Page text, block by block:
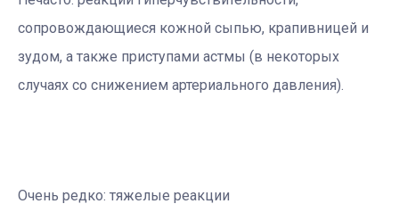
сопровождающиеся кожной сыпью, крапивницей и
зудом, а также приступами астмы (в некоторых
случаях со снижением артериального давления).
Очень редко: тяжелые реакции